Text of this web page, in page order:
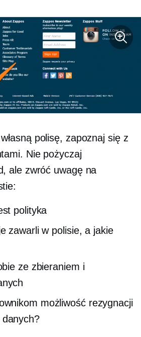
polisę, zapoznaj się z
Nie pożyczaj
ale zwróć uwagę na
polityka
zawarli w polisie, a jakie
ze zbieraniem i
możliwość rezygnacji